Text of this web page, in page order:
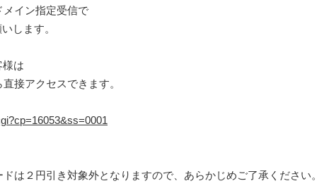
イン指定受信で
します。
様は
接アクセスできます。
は２円引き対象外となりますので、あらかじめご了承ください。